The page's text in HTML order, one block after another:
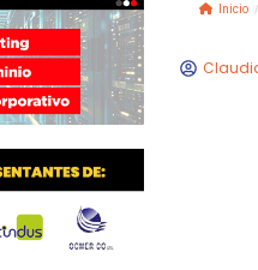
Inicio /